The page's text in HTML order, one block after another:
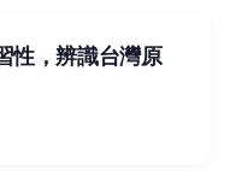
性，辨識台灣原